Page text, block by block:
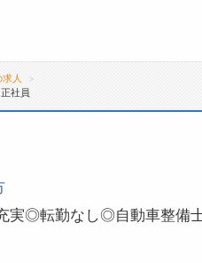
料会員登録
お問い合わせ
人
社員
実◎転勤なし◎自動車整備